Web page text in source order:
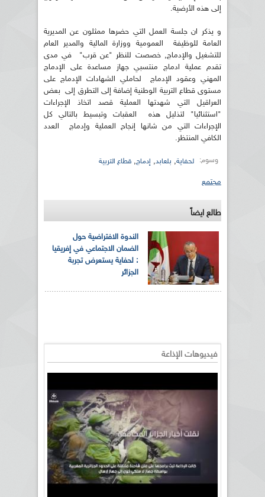
إلى هذه الأرضية.
و يذكر ان جلسة العمل التي حضرها ممثلون عن المديرية
العامة للوظيفة العمومية ووزارة المالية والمدير العام
للتشغيل والإدماج, خصصت للنظر "عن قرب" في مدى
تقدم عملية ادماج منتسبي جهاز مساعدة على الإدماج
المهني وعقود الإدماج لحاملي الشهادات الإدماج على
مستوى قطاع التربية الوطنية إضافة إلى التطرق إلى بعض
العراقيل التي شهدتها العملية قصد اتخاذ الإجراءات
"استثنائيا" لتذليل هذه العقبات وتبسيط بالتالي كل
الإجراءات التي من شانها إنجاح العملية وإدماج العدد
الكافي المنتظر.
وسوم: لحفاية, بلعابد, إدماج, قطاع التربية
مجتمع
طالع ايضاً
الندوة الافتراضية حول
الضمان الاجتماعي في إفريقيا
: لحفاية يستعرض تجربة
الجزائر
فيديوهات الإذاعة